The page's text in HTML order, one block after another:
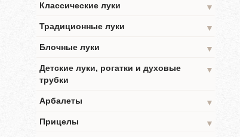
Классические луки
▼
Традиционные луки
▼
Блочные луки
▼
Детские луки, рогатки и духовые
трубки
▼
Арбалеты
▼
Прицелы
▼